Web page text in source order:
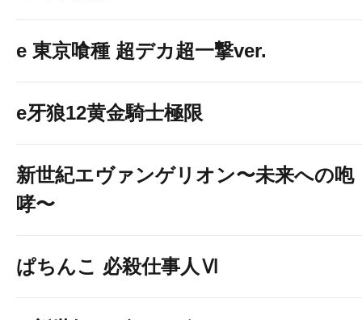
e 東京喰種 超デカ超一撃ver.
e牙狼12黄金騎士極限
新世紀エヴァンゲリオン〜未来への咆
哮〜
ぱちんこ 必殺仕事人Ⅵ